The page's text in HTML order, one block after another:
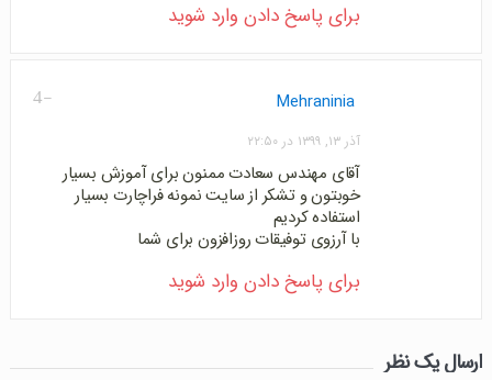
برای پاسخ دادن وارد شوید
-4 Mehraninia
آذر ۱۳, ۱۳۹۹ در ۲۲:۵۰
آقای مهندس سعادت ممنون برای آموزش بسیار
خوبتون و تشکر از سایت نمونه فراچارت بسیار
استفاده کردیم
با آرزوی توفیقات روزافزون برای شما
برای پاسخ دادن وارد شوید
ارسال یک نظر